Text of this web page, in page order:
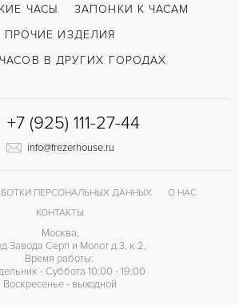
Застежка с помощью шипа
ЧАСЫ
ЗАПОНКИ К ЧАСАМ
ПРОЧИЕ ИЗДЕЛИЯ
В ДРУГИХ ГОРОДАХ
+7 (925) 111-27-44
info@frezerhouse.ru
ПЕРСОНАЛЬНЫХ ДАННЫХ
О НАС
КОНТАКТЫ
Москва,
Завода Серп и Молот д 3, к 2,
Время работы:
- Суббота 10:00 - 19:00
Воскресенье - выходной